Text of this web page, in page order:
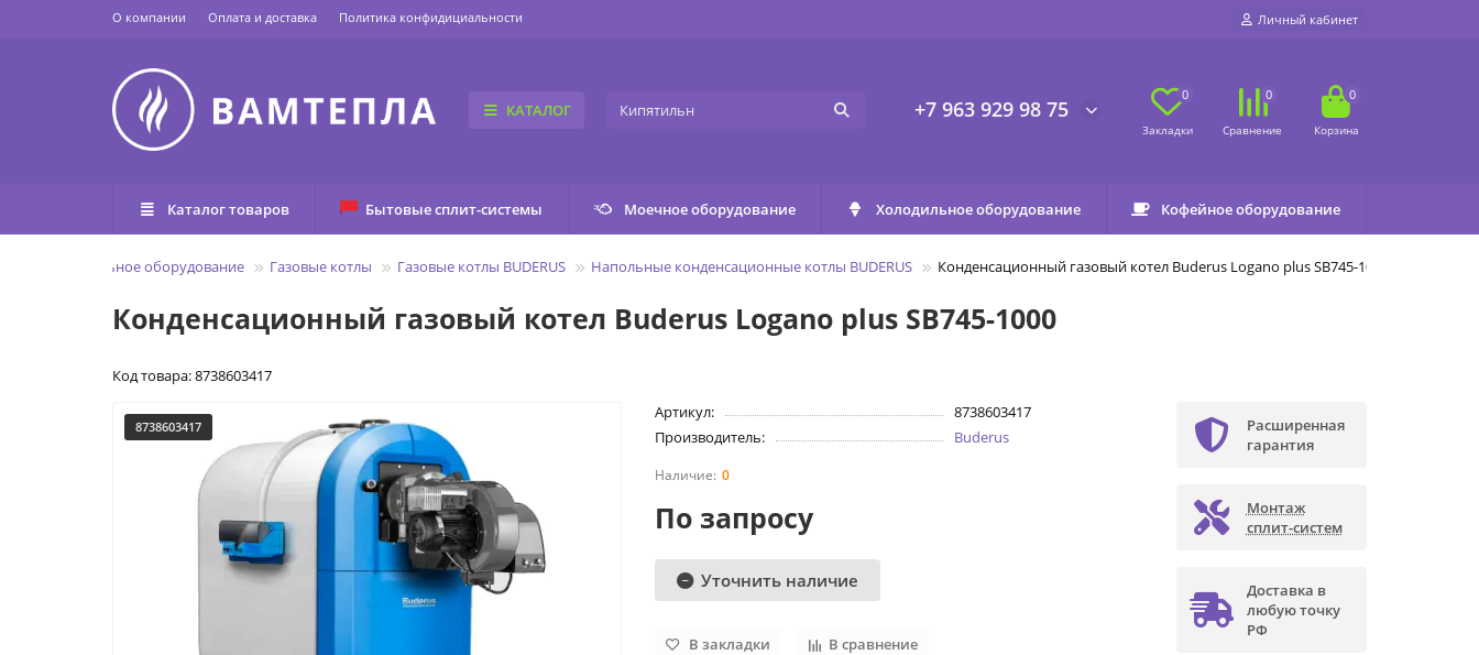
О компании Оплата и доставка Политика конфидициальности Личный кабинет
КАТАЛОГ +7 963 929 98 75
0 0 0
Каталог товаров Бытовые сплит-системы Моечное оборудование Холодильное оборудование Кофейное оборудование
Котлы и котельное оборудование Газовые котлы Газовые котлы BUDERUS Напольные конденсационные котлы BUDERUS Конденсационный газовый котел Buderus Logano plus SB745-1000
Конденсационный газовый котел Buderus Logano plus SB745-1000
Код товара: 8738603417
8738603417
Артикул:
8738603417
Производитель:
Buderus
0
По запросу
Уточнить наличие
В закладки В сравнение
Расширенная
гарантия
Монтаж
сплит-систем
Доставка в
любую точку
РФ